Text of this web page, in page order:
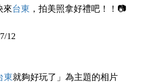
來台東 ，拍美照拿好禮吧！！📷
12
東就夠好玩了」為主題的相片